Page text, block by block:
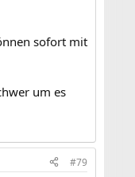
sofort mit
um es
#79